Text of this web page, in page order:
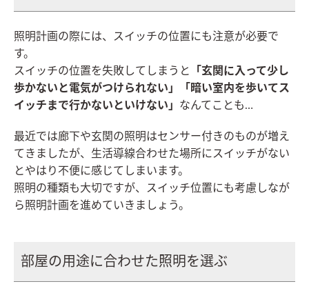
照明計画の際には、スイッチの位置にも注意が必要で
す。
スイッチの位置を失敗してしまうと
「玄関に入って少し
歩かないと電気がつけられない」「暗い室内を歩いてス
イッチまで行かないといけない」 なんてことも…
最近では廊下や玄関の照明はセンサー付きのものが増え
てきましたが、 生活導線合わせた場所にスイッチがない
とやはり不便に感じてしまいます。
照明の種類も大切ですが、スイッチ位置にも考慮しなが
ら照明計画を進めていきましょう。
部屋の用途に合わせた照明を選ぶ